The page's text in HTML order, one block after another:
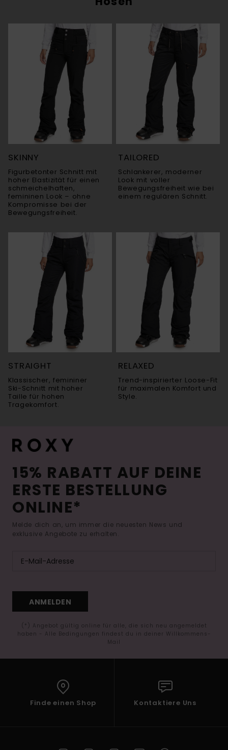
SKINNY
Figurbetonter Schnitt mit
hoher Elastizität für einen
schmeichelhaften,
femininen Look – ohne
Kompromisse bei der
Bewegungsfreiheit.
TAILORED
Schlankerer, moderner
Look mit voller
Bewegungsfreiheit wie bei
einem regulären Schnitt.
STRAIGHT
Klassischer, femininer
Ski-Schnitt mit hoher
Taille für hohen
Tragekomfort.
RELAXED
Trend-inspirierter Loose-Fit
für maximalen Komfort und
Style.
15% RABATT AUF DEINE
ERSTE BESTELLUNG
ONLINE*
Melde dich an, um immer die neuesten News und
exklusive Angebote zu erhalten.
ANMELDEN
(*) Angebot gültig online für alle, die sich neu angemeldet
haben - Alle Bedingungen findest du in deiner Willkommens-
Mail
Finde einen Shop Kontaktiere Uns